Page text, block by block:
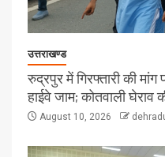
उत्तराखण्ड
रुद्रपुर में गिरफ्तारी की
हाईवे जाम; कोतवाली घेराव
August 10, 2026